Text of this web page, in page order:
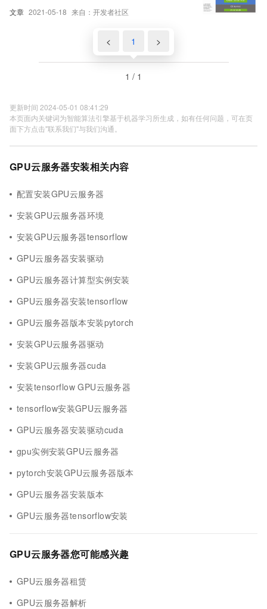
文章 2021-05-18 来自：开发者社区
< 1 >
1 / 1
更新时间 2024-05-01 08:41:29
本页面内关键词为智能算法引擎基于机器学习所生成，如有任何问题，可在页
面下方点击"联系我们"与我们沟通。
GPU云服务器安装相关内容
配置安装GPU云服务器
安装GPU云服务器环境
安装GPU云服务器tensorflow
GPU云服务器安装驱动
GPU云服务器计算型实例安装
GPU云服务器安装tensorflow
GPU云服务器版本安装pytorch
安装GPU云服务器驱动
安装GPU云服务器cuda
安装tensorflow GPU云服务器
tensorflow安装GPU云服务器
GPU云服务器安装驱动cuda
gpu实例安装GPU云服务器
pytorch安装GPU云服务器版本
GPU云服务器安装版本
GPU云服务器tensorflow安装
GPU云服务器您可能感兴趣
GPU云服务器租赁
GPU云服务器解析